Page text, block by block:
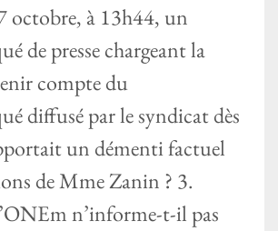
octobre, à 13h44, un
de presse chargeant la
compte du
diffusé par le syndicat dès
un démenti factuel
de Mme Zanin ? 3.
n’informe-t-il pas